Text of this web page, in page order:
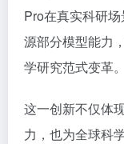
Pro在真实科研
源部分模型能力
学研究范式变革。
这一创新不仅体
力，也为全球科